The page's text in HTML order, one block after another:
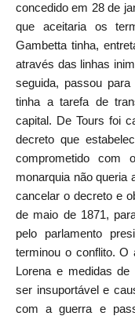
concedido em 28 de
que aceitaria os
Gambetta tinha,
através das linhas
seguida, passou
tinha a tarefa de
capital. De Tours foi
decreto que
comprometido com
monarquia não queria
cancelar o decreto e
de maio de 1871,
pelo parlamento
terminou o conflito. O
Lorena e medidas
ser insuportável e
com a guerra e